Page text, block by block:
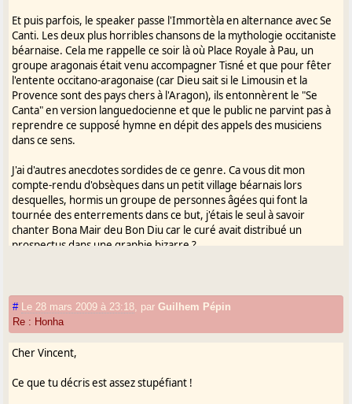
Ce sont d'ailleurs les grands thèmes de Gasconha.com : histoire,
langue,
architecture, "jòcs e hèst@s", "cants e musica", Vasconie, réflexion sur
l'économie et les transports d'aujourd'hui et de demain...
J'ai lu tout à l'heure le message de "vpoudampa", qui définit aussi, en
creux,
une approche alternative. Je m'y reconnais largement, et en particulier
dans la
orthodoxes.
Une revendication forte pour "la lenga" (en fait le gascon), telle que
celle
exprimée par la "crida a manifestar Bearn, Gasconha,
Et puis parfois, le speaker passe l'Immortèla en alternance avec Se
Canti. Les deux plus horribles chansons de la mythologie occitaniste
béarnaise. Cela me rappelle ce soir là où Place Royale à Pau, un
groupe aragonais était venu accompagner Tisné et que pour fêter
l'entente occitano-aragonaise (car Dieu sait si le Limousin et la
Provence sont des pays chers à l'Aragon), ils entonnèrent le "Se
Canta" en version languedocienne et que le public ne parvint pas à
reprendre ce supposé hymne en dépit des appels des musiciens
dans ce sens.
J'ai d'autres anecdotes sordides de ce genre. Ca vous dit mon
compte-rendu d'obsèques dans un petit village béarnais lors
desquelles, hormis un groupe de personnes âgées qui font la
tournée des enterrements dans ce but, j'étais le seul à savoir
chanter Bona Mair deu Bon Diu car le curé avait distribué un
prospectus dans une graphie bizarre ?
# Le 28 mars 2009 à 23:18 parGuilhem Pépin
Re : Honha
Cher Vincent,
Ce que tu décris est assez stupéfiant !